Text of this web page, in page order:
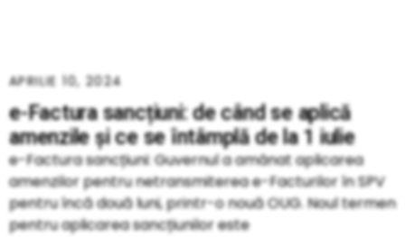
e-Factura sancțiuni: de când se aplică
amenzile și ce se întâmplă de la 1 iulie
APRILIE 10, 2024
e-Factura sancțiuni: Guvernul a amânat aplicarea
amenzilor pentru netransmiterea e-Facturilor în SPV
pentru încă două luni, printr-o nouă OUG. Noul termen
pentru aplicarea sancțiunilor este